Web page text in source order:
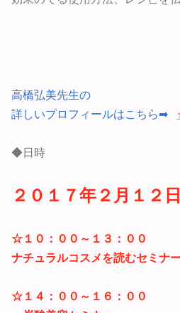
高橋弘美先生の
詳しいプロフィールはこちら➡
◆日時
２０１７年２月１２日
☆ １０：００～１３：００
ナチュラルコスメを読むセミナ
☆ １４：００～１６：００